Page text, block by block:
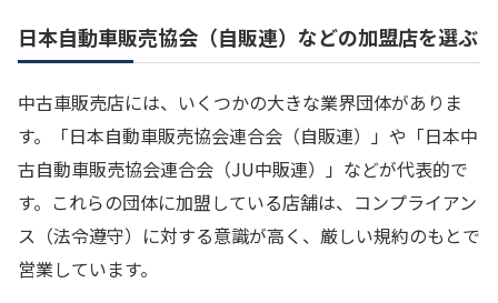
日本自動車販売協会（自販連）などの加盟店を選ぶ
中古車販売店には、いくつかの大きな業界団体がありま
す。「日本自動車販売協会連合会（自販連）」や「日本中
古自動車販売協会連合会（JU中販連）」などが代表的で
す。これらの団体に加盟している店舗は、コンプライアン
ス（法令遵守）に対する意識が高く、厳しい規約のもとで
営業しています。